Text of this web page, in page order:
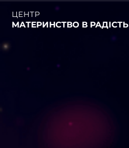
МАТЕРИНСТВО В РАДІСТЬ
ЦЕНТР